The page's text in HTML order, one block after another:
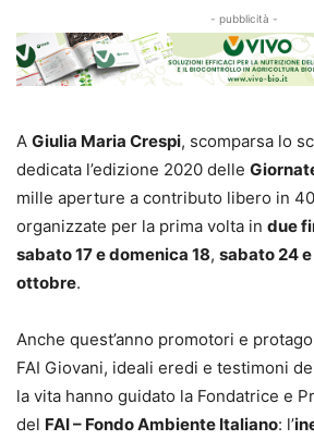
- pubblicità -
A Giulia Maria Crespi, scomparsa lo
dedicata l’edizione 2020 delle
mille aperture a contributo libero in
organizzate per la prima volta in due
sabato 17 e domenica 18, sabato 24
ottobre.
Anche quest’anno promotori e
FAI Giovani, ideali eredi e testimoni
la vita hanno guidato la Fondatrice e
del FAI – Fondo Ambiente Italiano: l’